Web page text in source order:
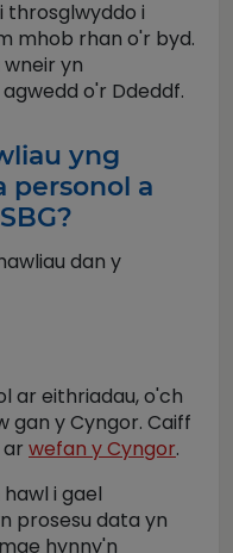
throsglwyddo i
mhob rhan o'r byd.
yn
o'r Ddeddf.
yng
personol a
dan y
ar eithriadau, o'ch
gan y Cyngor. Caiff
wefan y Cyngor.
i gael
prosesu data yn
hynny'n